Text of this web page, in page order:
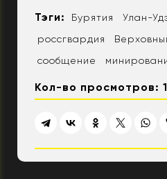
Тэги: Бурятия Улан-
россгвардия
сообщение
Кол-во просмотров: